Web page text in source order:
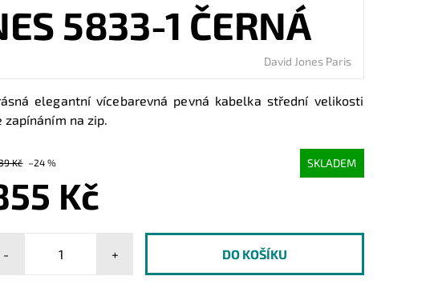
5833-1 ČERNÁ
David Jones Paris
elegantní vícebarevná pevná kabelka střední velikosti
zapínáním na zip.
Kč –24 % SKLADEM
Kč
- +